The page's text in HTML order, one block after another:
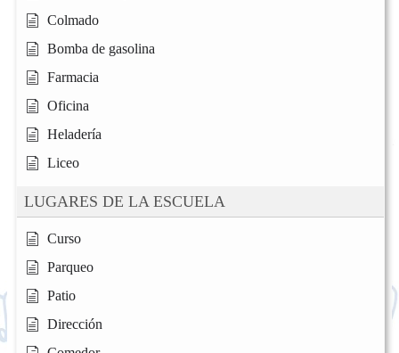
Colmado
Bomba de gasolina
Farmacia
Oficina
Heladería
Liceo
LUGARES DE LA ESCUELA
Curso
Parqueo
Patio
Dirección